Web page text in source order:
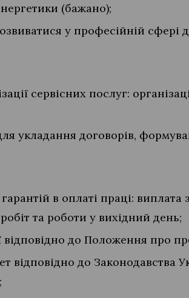
(бажано);
у професійній сфері
сервісних послуг:
укладання договорів,
в оплаті праці: виплата
та роботи у вихідний день;
відповідно до Положення про
відповідно до Законодавства